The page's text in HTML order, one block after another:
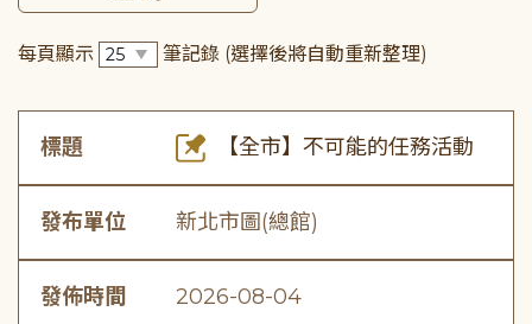
每頁顯示 筆記錄 (選擇後將自動重新整理)
標題 【全市】不可能的任務活動
發布單位 新北市圖(總館)
發佈時間 2026-08-04